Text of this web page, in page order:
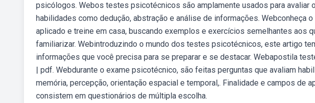
psicólogos. Webos testes psicotécnicos são amplamente usados para avaliar
habilidades como dedução, abstração e análise de informações. Webconheça
aplicado e treine em casa, buscando exemplos e exercícios semelhantes aos
familiarizar. Webintroduzindo o mundo dos testes psicotécnicos, este artigo
informações que você precisa para se preparar e se destacar. Webapostila
| pdf. Webdurante o exame psicotécnico, são feitas perguntas que avaliam
memória, percepção, orientação espacial e temporal,. Finalidade e campos de
consistem em questionários de múltipla escolha.